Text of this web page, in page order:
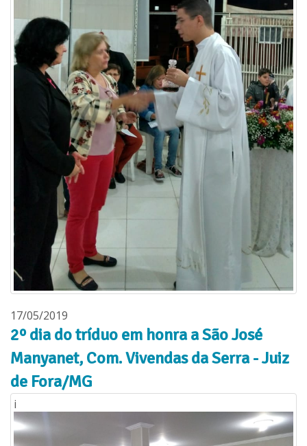
17/05/2019
2º dia do tríduo em honra a São José
Manyanet, Com. Vivendas da Serra - Juiz
de Fora/MG
i